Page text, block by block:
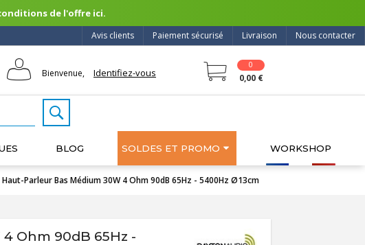
de l'offre ici.
Nous contacter
Livraison
Paiement sécurisé
Avis clients
Bienvenue, Identifiez-vous
0
0,00 €
BLOG SOLDES ET PROMO WORKSHOP
Parleur Bas Médium 30W 4 Ohm 90dB 65Hz - 5400Hz Ø13cm
Ohm 90dB 65Hz -